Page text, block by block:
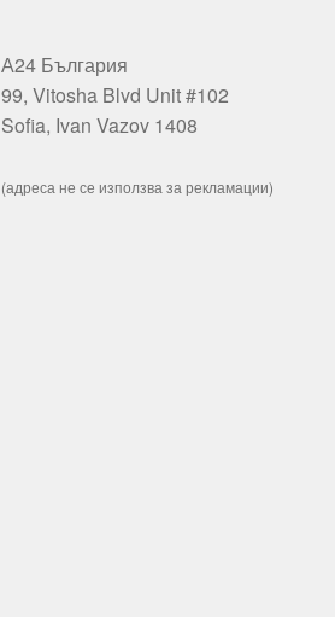
А24 България
99, Vitosha Blvd Unit #102
Sofia, Ivan Vazov 1408
(адреса не се използва за рекламации)